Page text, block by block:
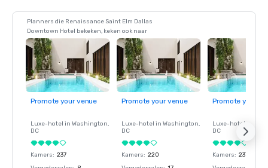
Planners die Renaissance Saint Elm Dallas
Downtown Hotel bekeken, keken ook naar
Promote your venue
Luxe-hotel in Washington,
DC
Kamers: 237
Promote your venue
Luxe-hotel in Washington,
DC
Kamers: 220
Promote your
Luxe-hotel in
DC
Kamers: 237